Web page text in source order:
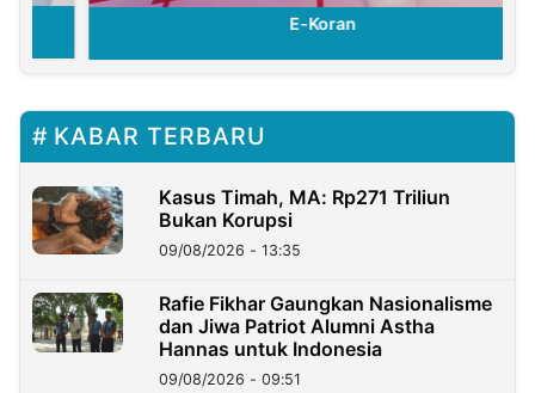
E-Koran
KABAR TERBARU
Kasus Timah, MA: Rp271 Triliun
Bukan Korupsi
09/08/2026 - 13:35
Rafie Fikhar Gaungkan Nasionalisme
dan Jiwa Patriot Alumni Astha
Hannas untuk Indonesia
09/08/2026 - 09:51